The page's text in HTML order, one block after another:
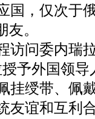
国，仅次于
。
访问委内瑞
予外国领
挂绶带、佩
友谊和互利